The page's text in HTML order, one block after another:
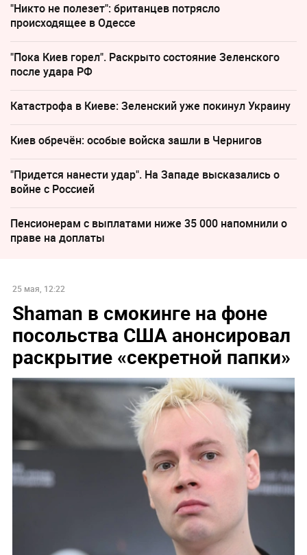
"Никто не полезет": британцев потрясло
происходящее в Одессе
"Пока Киев горел". Раскрыто состояние Зеленского
после удара РФ
Катастрофа в Киеве: Зеленский уже покинул Украину
Киев обречён: особые войска зашли в Чернигов
"Придется нанести удар". На Западе высказались о
войне с Россией
Пенсионерам с выплатами ниже 35 000 напомнили о
праве на доплаты
25 мая, 12:22
Shaman в смокинге на фоне
посольства США анонсировал
раскрытие «секретной папки»